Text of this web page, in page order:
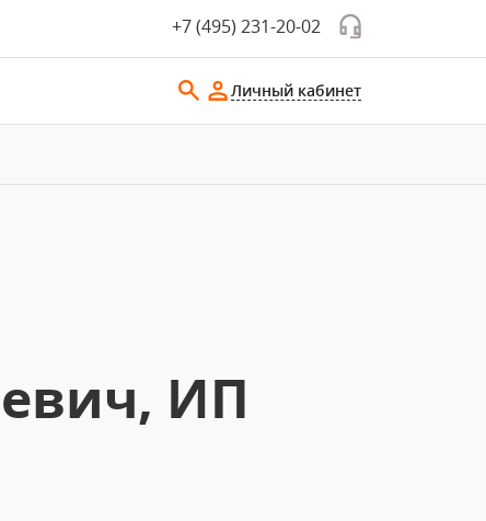
+7 (495) 231-20-02
Личный кабинет
ИП